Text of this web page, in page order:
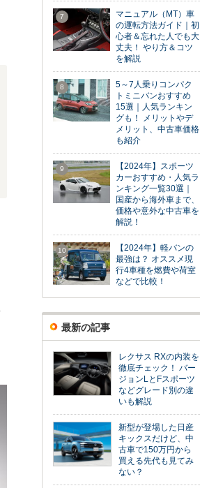
7
マニュアル（MT）車
の運転方法ガイド｜初
心者＆忘れた人でも大
丈夫！ やり方＆コツ
を解説
8
5～7人乗りコンパク
トミニバンおすすめ
15選｜人気ランキン
グも！ メリットやデ
メリット、中古車価格
も紹介
9
【2024年】スポーツ
カーおすすめ・人気ラ
ンキング一覧30選｜
国産から海外車まで、
価格や意外な中古車を
解説！
10
【2024年】軽バンの
最強は？ オススメ現
行4車種を燃費や荷室
などで比較！
最新の記事
レクサス RXの内装を
徹底チェック！ バー
ジョンLとFスポーツ
などグレード別の違
いも解説
新型が登場した日産
キックスだけど、中
古車で150万円から
買える先代も見てみ
ない？